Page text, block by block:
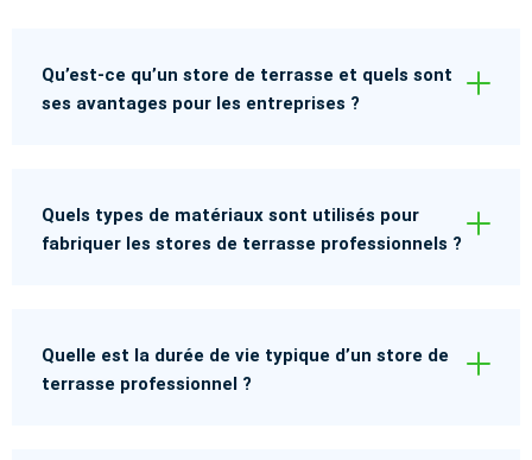
Qu’est-ce qu’un store de terrasse et quels sont
ses avantages pour les entreprises ?
Quels types de matériaux sont utilisés pour
fabriquer les stores de terrasse professionnels ?
Quelle est la durée de vie typique d’un store de
terrasse professionnel ?